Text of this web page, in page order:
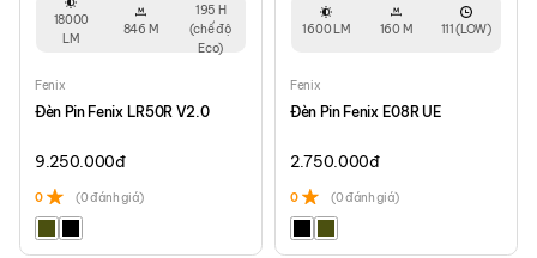
18000
LM
846 M
195 H
(chế độ
Eco)
Fenix
Đèn Pin Fenix LR50R V2.0
9.250.000đ
0 (0 đánh giá)
1600 LM 160 M 111 (LOW)
Fenix
Đèn Pin Fenix E08R UE
2.750.000đ
0 (0 đánh giá)